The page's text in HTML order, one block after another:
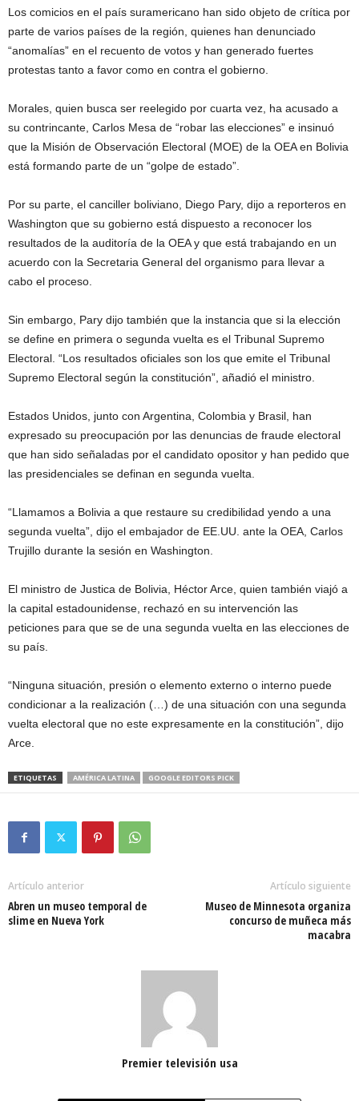
Los comicios en el país suramericano han sido objeto de crítica por
parte de varios países de la región, quienes han denunciado
“anomalías” en el recuento de votos y han generado fuertes
protestas tanto a favor como en contra el gobierno.
Morales, quien busca ser reelegido por cuarta vez, ha acusado a
su contrincante, Carlos Mesa de “robar las elecciones” e insinuó
que la Misión de Observación Electoral (MOE) de la OEA en Bolivia
está formando parte de un “golpe de estado”.
Por su parte, el canciller boliviano, Diego Pary, dijo a reporteros en
Washington que su gobierno está dispuesto a reconocer los
resultados de la auditoría de la OEA y que está trabajando en un
acuerdo con la Secretaria General del organismo para llevar a
cabo el proceso.
Sin embargo, Pary dijo también que la instancia que si la elección
se define en primera o segunda vuelta es el Tribunal Supremo
Electoral. “Los resultados oficiales son los que emite el Tribunal
Supremo Electoral según la constitución”, añadió el ministro.
Estados Unidos, junto con Argentina, Colombia y Brasil, han
expresado su preocupación por las denuncias de fraude electoral
que han sido señaladas por el candidato opositor y han pedido que
las presidenciales se definan en segunda vuelta.
“Llamamos a Bolivia a que restaure su credibilidad yendo a una
segunda vuelta”, dijo el embajador de EE.UU. ante la OEA, Carlos
Trujillo durante la sesión en Washington.
El ministro de Justica de Bolivia, Héctor Arce, quien también viajó a
la capital estadounidense, rechazó en su intervención las
peticiones para que se de una segunda vuelta en las elecciones de
su país.
“Ninguna situación, presión o elemento externo o interno puede
condicionar a la realización (…) de una situación con una segunda
vuelta electoral que no este expresamente en la constitución”, dijo
Arce.
ETIQUETAS AMÉRICA LATINA GOOGLE EDITORS PICK
Artículo anterior
Abren un museo temporal de
slime en Nueva York
Artículo siguiente
Museo de Minnesota organiza
concurso de muñeca más
macabra
Premier televisión usa